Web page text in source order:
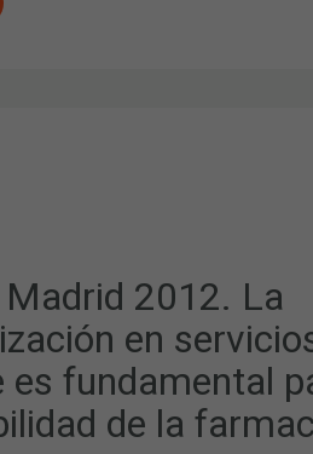
2012. La
en
es fundamental
de la